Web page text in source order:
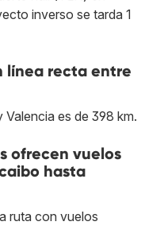
inverso se tarda 1
línea recta entre
es de 398 km.
ofrecen vuelos
hasta
ruta con vuelos